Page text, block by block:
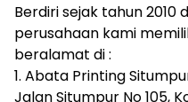
Berdiri sejak tahun 2010
perusahaan kami
beralamat di :
1. Abata Printing
Jalan Situmpur No 105,